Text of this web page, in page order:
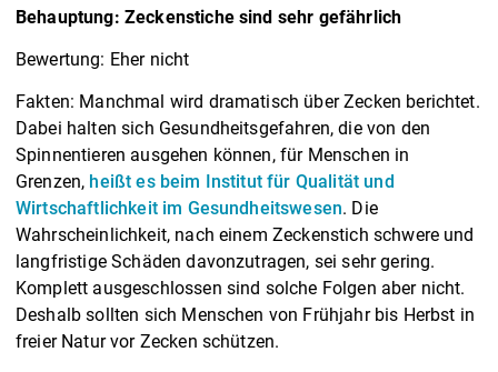
Behauptung: Zeckenstiche sind sehr gefährlich
Bewertung: Eher nicht
Fakten: Manchmal wird dramatisch über Zecken berichtet.
Dabei halten sich Gesundheitsgefahren, die von den
Spinnentieren ausgehen können, für Menschen in
Grenzen, heißt es beim Institut für Qualität und
Wirtschaftlichkeit im Gesundheitswesen. Die
Wahrscheinlichkeit, nach einem Zeckenstich schwere und
langfristige Schäden davonzutragen, sei sehr gering.
Komplett ausgeschlossen sind solche Folgen aber nicht.
Deshalb sollten sich Menschen von Frühjahr bis Herbst in
freier Natur vor Zecken schützen.